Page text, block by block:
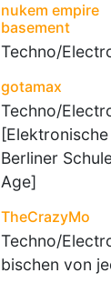
nukem empire
basement
Techno/
gotamax
Techno/
Berliner
Age]
TheCrazyMo
Techno/
bischen von